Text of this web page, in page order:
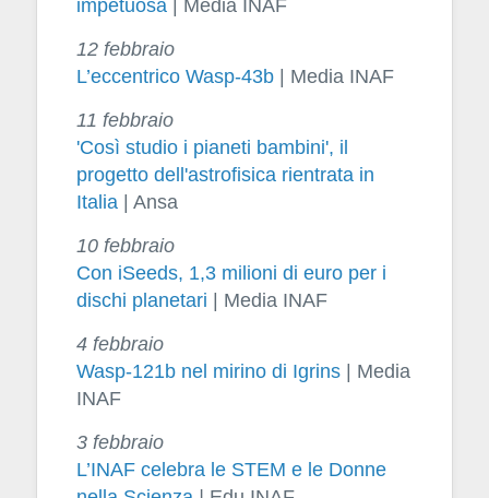
12 febbraio
L’eccentrico Wasp-43b| Media INAF
11 febbraio
'Così studio i pianeti bambini', il
progetto dell'astrofisica rientrata in
Italia | Ansa
10 febbraio
Con iSeeds, 1,3 milioni di euro per i
dischi planetari | Media INAF
4 febbraio
Wasp-121b nel mirino di Igrins| Media
INAF
3 febbraio
L’INAF celebra le STEM e le Donne